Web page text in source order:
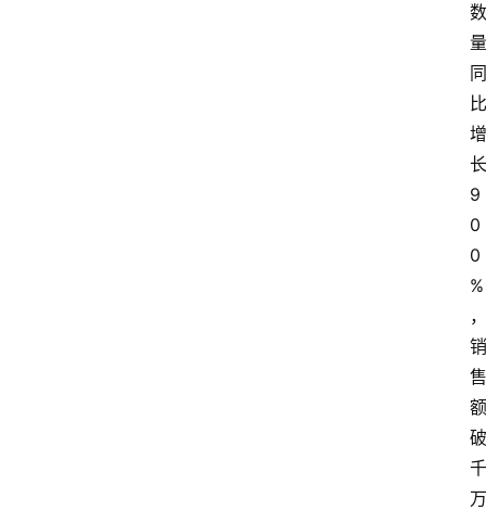
数
量
同
比
增
长
9
0
0
%
，
销
售
额
破
千
万